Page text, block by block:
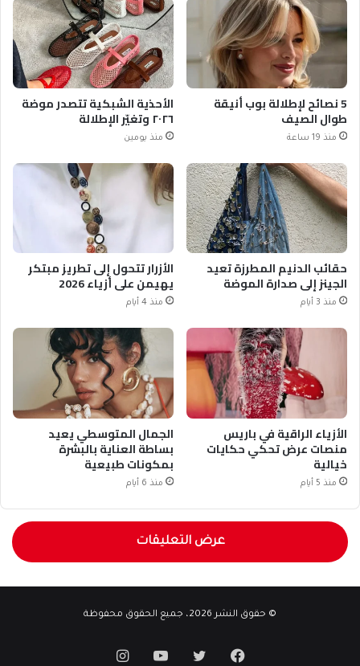
5 نصائح لإطلالة بوب أنيقة
طوال الصيف
منذ 19 ساعة
الأحذية الشبكية تتصدر موضة
٢٠٢٦ وتغيّر الإطلالة
منذ يومين
حقائب الدنيم المطرزة تعيد
الجينز إلى صدارة الموضة
منذ 3 أيام
الأزرار تتحول إلى تطريز مبتكر
يهيمن على أزياء 2026
منذ 4 أيام
الأزياء الراقية في باريس
منصات عرض تحكي حكايات
خيالية
منذ 5 أيام
الجمال المتوسطي يعيد
بساطة العناية بالبشرة
بمكونات طبيعية
منذ 6 أيام
عرض التعليقات
© حقوق النشر 2026، جميع الحقوق محفوظة
فيسبوكتويتر يوتيوبانستقرام